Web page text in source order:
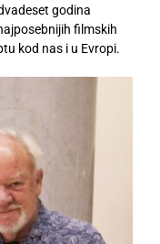
godina
filmskih
kod nas i u Evropi.